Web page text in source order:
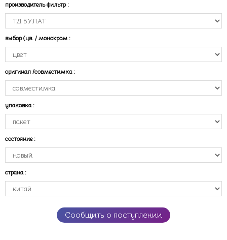
производитель фильтр :
выбор (цв. / монохром :
оригинал /совместимка :
упаковка :
состояние :
страна :
Сообщить о поступлении